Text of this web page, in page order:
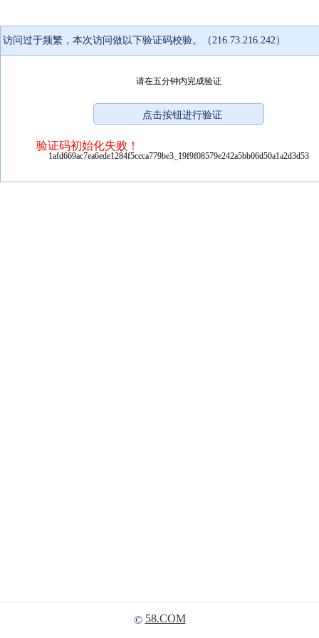
访问过于频繁，本次访问做以下验证码校验。（216.73.216.242）
请在五分钟内完成验证
验证码初始化失败！
1afd669ac7ea6ede1284f5ccca779be3_19f9f08579e242a5bb06d50a1a2d3d53
© 58.COM